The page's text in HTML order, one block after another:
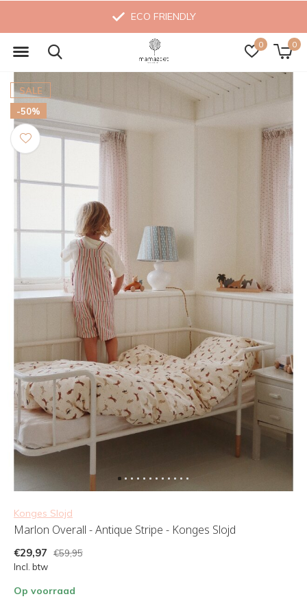
0 0
ECO FRIENDLY
SALE
-50%
Konges Slojd
Marlon Overall - Antique Stripe - Konges Slojd
€29,97
€59,95
Incl. btw
Op voorraad